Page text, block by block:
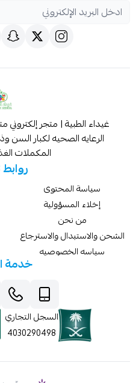
غيداء الطبية | متجر
الرعايه الصحيه لكبار السن
المكملات
سياسة المحتوى
إخلاء المسؤولية
من نحن
الشحن والاستبدال والاسترجاع
سياسه الخصوصيه
خدمة
السجل التجاري
4030290498